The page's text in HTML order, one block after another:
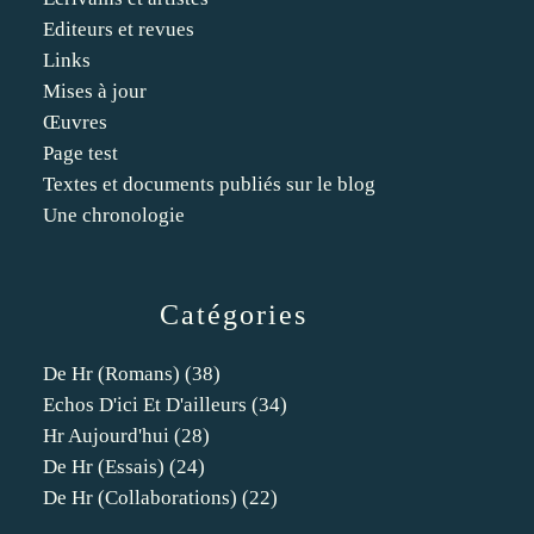
Catégories
De Hr (romans) (38)
Echos D'ici Et D'ailleurs (34)
Hr Aujourd'hui (28)
De Hr (essais) (24)
De Hr (collaborations) (22)
Editeurs et revues
Links
Mises à jour
Œuvres
Page test
Textes et documents publiés sur le blog
Une chronologie